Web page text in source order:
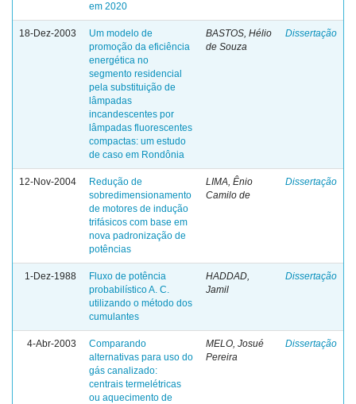
em 2020
18-Dez-2003
Um modelo de
promoção da eficiência
energética no
segmento residencial
pela substituição de
lâmpadas
incandescentes por
lâmpadas fluorescentes
compactas: um estudo
de caso em Rondônia
BASTOS, Hélio
de Souza
Dissertação
12-Nov-2004
Redução de
sobredimensionamento
de motores de indução
trifásicos com base em
nova padronização de
potências
LIMA, Ênio
Camilo de
Dissertação
1-Dez-1988
Fluxo de potência
probabilístico A. C.
utilizando o método dos
cumulantes
HADDAD,
Jamil
Dissertação
4-Abr-2003
Comparando
alternativas para uso do
gás canalizado:
centrais termelétricas
ou aquecimento de
MELO, Josué
Pereira
Dissertação